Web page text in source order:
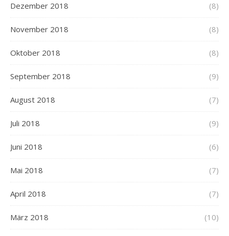
Dezember 2018 (8)
November 2018 (8)
Oktober 2018 (8)
September 2018 (9)
August 2018 (7)
Juli 2018 (9)
Juni 2018 (6)
Mai 2018 (7)
April 2018 (7)
März 2018 (10)